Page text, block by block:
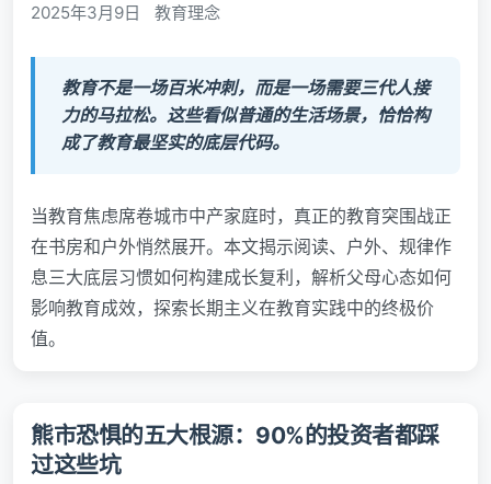
2025年3月9日 教育理念
教育不是一场百米冲刺，而是一场需要三代人接
力的马拉松。这些看似普通的生活场景，恰恰构
成了教育最坚实的底层代码。
当教育焦虑席卷城市中产家庭时，真正的教育突围战正
在书房和户外悄然展开。本文揭示阅读、户外、规律作
息三大底层习惯如何构建成长复利，解析父母心态如何
影响教育成效，探索长期主义在教育实践中的终极价
值。
熊市恐惧的五大根源：90%的投资者都踩
过这些坑